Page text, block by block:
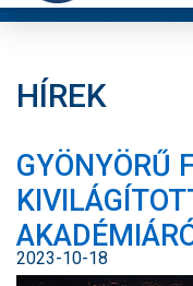
HÍREK
GYÖNYÖRŰ
2023-10-18